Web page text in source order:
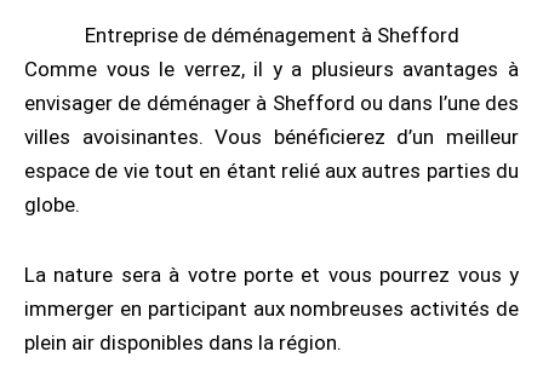
Entreprise de déménagement à Shefford
Comme vous le verrez, il y a plusieurs avantages à
envisager de déménager à Shefford ou dans l’une des
villes avoisinantes. Vous bénéficierez d’un meilleur
espace de vie tout en étant relié aux autres parties du
globe.
La nature sera à votre porte et vous pourrez vous y
immerger en participant aux nombreuses activités de
plein air disponibles dans la région.